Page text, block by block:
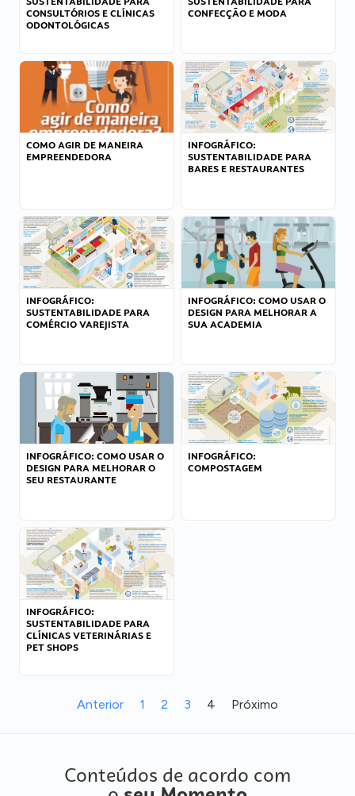
CONSULTÓRIOS E CLÍNICAS
ODONTOLÓGICAS
CONFECÇÃO E MODA
COMO AGIR DE MANEIRA
EMPREENDEDORA
INFOGRÁFICO:
SUSTENTABILIDADE PARA
BARES E RESTAURANTES
INFOGRÁFICO:
SUSTENTABILIDADE PARA
COMÉRCIO VAREJISTA
INFOGRÁFICO: COMO USAR O
DESIGN PARA MELHORAR A
SUA ACADEMIA
INFOGRÁFICO: COMO USAR O
DESIGN PARA MELHORAR O
SEU RESTAURANTE
INFOGRÁFICO:
COMPOSTAGEM
INFOGRÁFICO:
SUSTENTABILIDADE PARA
CLÍNICAS VETERINÁRIAS E
PET SHOPS
Anterior 1 2 3 4 Próximo
Conteúdos de acordo com